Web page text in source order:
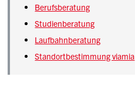
Berufsberatung
Studienberatung
Laufbahnberatung
Standortbestimmung viamia